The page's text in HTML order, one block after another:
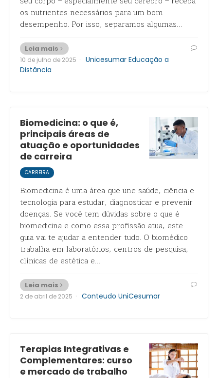
os nutrientes necessários para um bom
desempenho. Por isso, separamos algumas…
Leia mais
10 de julho de 2025 · Unicesumar Educação a
Distância
Biomedicina: o que é,
principais áreas de
atuação e oportunidades
de carreira
CARREIRA
Biomedicina é uma área que une saúde, ciência e
tecnologia para estudar, diagnosticar e prevenir
doenças. Se você tem dúvidas sobre o que é
biomedicina e como essa profissão atua, este
guia vai te ajudar a entender tudo. O biomédico
trabalha em laboratórios, centros de pesquisa,
clínicas de estética e…
Leia mais
2 de abril de 2025 · Conteudo UniCesumar
Terapias Integrativas e
Complementares: curso
e mercado de trabalho